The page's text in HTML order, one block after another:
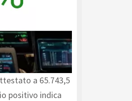
a 65.743,5
positivo indica